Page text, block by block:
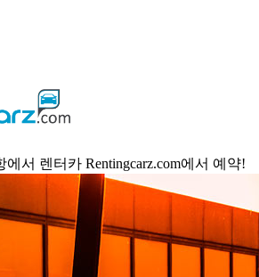
서 렌터카 Rentingcarz.com에서 예약!